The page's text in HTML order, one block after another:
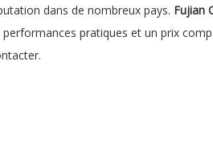
dans de nombreux pays. Fujian
pratiques et un prix